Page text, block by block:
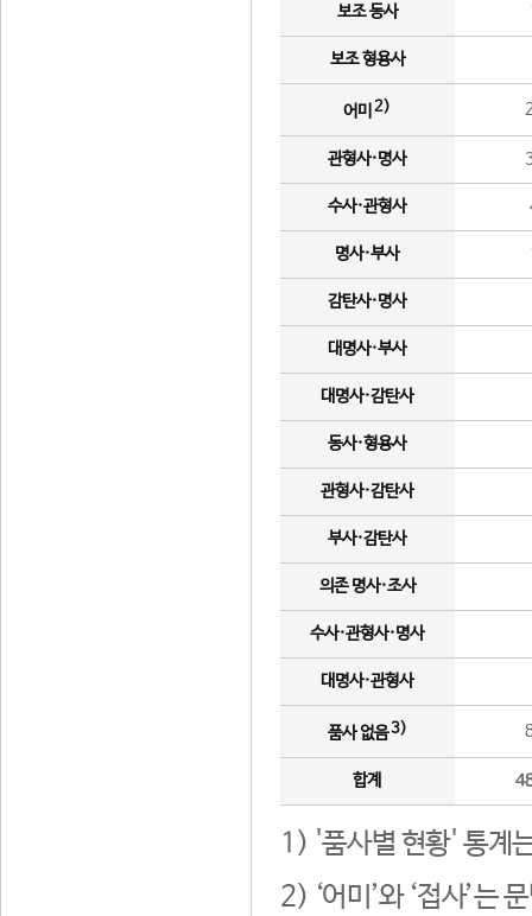
보조 동사
보조 형용사
어미 2)
관형사·명사
수사·관형사
명사·부사
감탄사·명사
대명사·부사
대명사·감탄사
동사·형용사
관형사·감탄사
부사·감탄사
의존 명사·조사
수사·관형사·명사
대명사·관형사
품사 없음3)
합계
1) '품사별 현황' 통계
2) ‘어미’와 ‘접사’는